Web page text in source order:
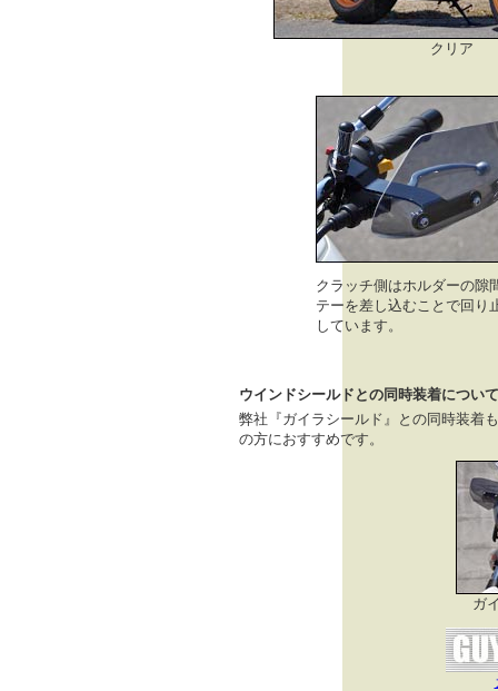
クリア
クラッチ側はホルダーの隙
テーを差し込むことで回り
しています。
ウインドシールドとの同時装着について
弊社『ガイラシールド』との同時装着
の方におすすめです。
ガ